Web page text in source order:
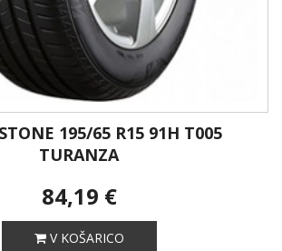
195/65 R15 91H T005
TURANZA
84,19 €
V KOŠARICO